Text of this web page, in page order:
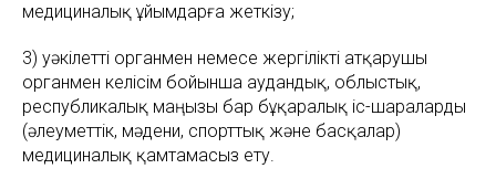
медициналық ұйымдарға жеткізу;
3) уәкiлеттi органмен немесе жергiлiктi атқарушы
органмен келiсiм бойынша аудандық, облыстық,
республикалық маңызы бар бұқаралық iс-шараларды
(әлеуметтiк, мәдени, спорттық және басқалар)
медициналық қамтамасыз ету.